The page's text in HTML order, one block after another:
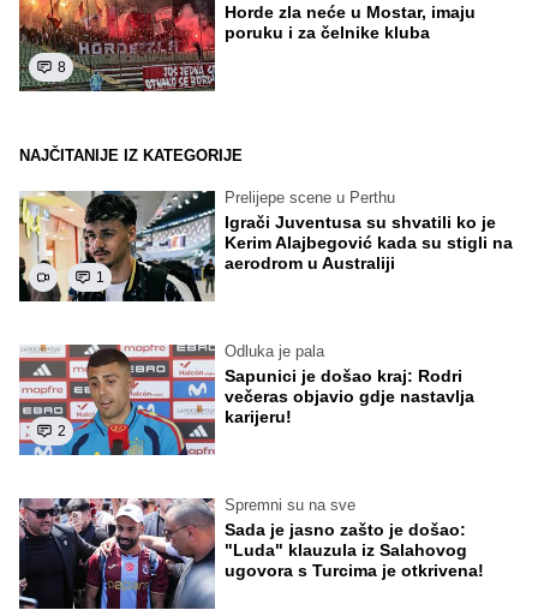
8
Horde zla neće u Mostar, imaju
poruku i za čelnike kluba
NAJČITANIJE IZ KATEGORIJE
1
Prelijepe scene u Perthu
Igrači Juventusa su shvatili ko je
Kerim Alajbegović kada su stigli na
aerodrom u Australiji
2
Odluka je pala
Sapunici je došao kraj: Rodri
večeras objavio gdje nastavlja
karijeru!
Spremni su na sve
Sada je jasno zašto je došao:
"Luda" klauzula iz Salahovog
ugovora s Turcima je otkrivena!